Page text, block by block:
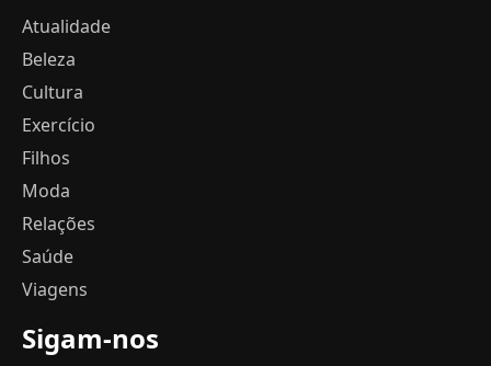
Atualidade
Beleza
Cultura
Exercício
Filhos
Moda
Relações
Saúde
Viagens
Sigam-nos